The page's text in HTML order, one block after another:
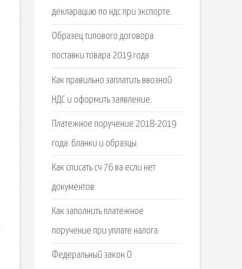
декларацию по ндс при экспорте.
Образец типового договора
поставки товара 2019 года
Как правильно заплатить ввозной
НДС и оформить заявление.
Платежное поручение 2018-2019
года: бланки и образцы.
Как списать сч 76 ва если нет
документов.
Как заполнить платежное
поручение при уплате налога.
Федеральный закон О